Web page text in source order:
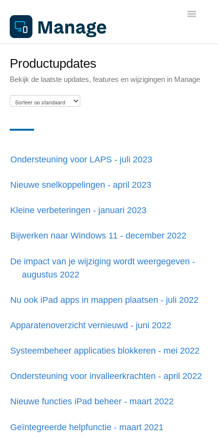
Toggle
Algemene informatie
Werkplekken
Apparaathandleidingen
Printen
Productupdates
Bekijk de laatste updates, features en wijzigingen in Manage
Ondersteuning voor LAPS - juli 2023
Nieuwe snelkoppelingen - april 2023
Kleine verbeteringen - januari 2023
Bijwerken naar Windows 11 - december 2022
De impact van je wijziging wordt weergegeven -
augustus 2022
Nu ook iPad apps in mappen plaatsen - juli 2022
Apparatenoverzicht vernieuwd - juni 2022
Systeembeheer applicaties blokkeren - mei 2022
Ondersteuning voor invalleerkrachten - april 2022
Nieuwe functies iPad beheer - maart 2022
Geïntegreerde helpfunctie - maart 2021